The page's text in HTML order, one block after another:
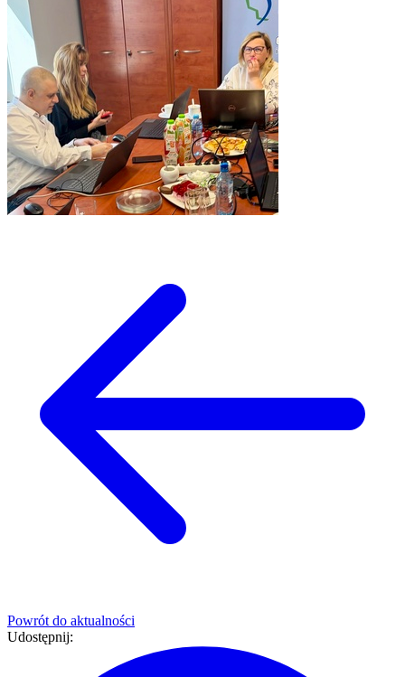
Powrót do aktualności
Udostępnij: